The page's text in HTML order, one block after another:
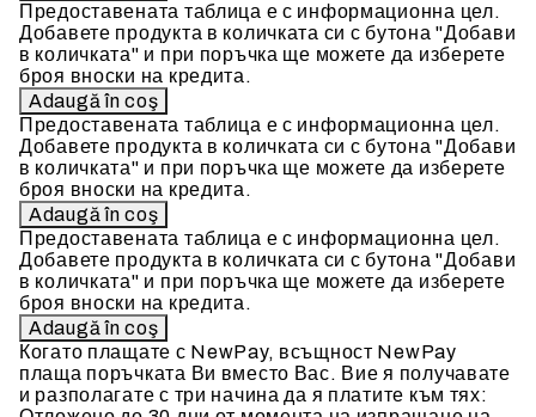
Предоставената таблица е с информационна цел.
Добавете продукта в количката си с бутона "Добави
в количката" и при поръчка ще можете да изберете
броя вноски на кредита.
Предоставената таблица е с информационна цел.
Добавете продукта в количката си с бутона "Добави
в количката" и при поръчка ще можете да изберете
броя вноски на кредита.
Предоставената таблица е с информационна цел.
Добавете продукта в количката си с бутона "Добави
в количката" и при поръчка ще можете да изберете
броя вноски на кредита.
Когато плащате с NewPay, всъщност NewPay
плаща поръчката Ви вместо Вас. Вие я получавате
и разполагате с три начина да я платите към тях: